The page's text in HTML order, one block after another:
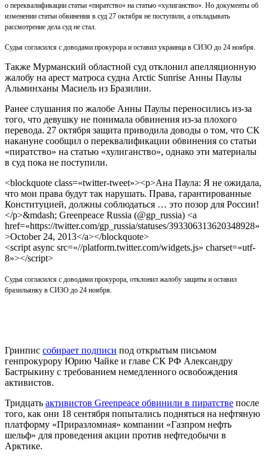
о переквалификации статьи «пиратство» на статью «хулиганство». Но документы об
изменении статьи обвинения в суд 27 октября не поступили, а откладывать
рассмотрение дела суд не стал.
Судья согласился с доводами прокурора и оставил украинца в СИЗО до 24 ноября.
Также Мурманский областной суд отклонил апелляционную
жалобу на арест матроса судна Arctic Sunrise Анны Паулы
Альминханы Масиель из Бразилии.
Ранее слушания по жалобе Анны Паулы переносились из-за
того, что девушку не понимала обвинения из-за плохого
перевода. 27 октября защита приводила доводы о том, что СК
накануне сообщил о переквалификации обвинения со статьи
«пиратство» на статью «хулиганство», однако эти материалы
в суд пока не поступили.
<blockquote class=«twitter-tweet»><p>Ана Паула: Я не ожидала,
что мои права будут так нарушать. Права, гарантированные
Конституцией, должны соблюдаться … это позор для России!
</p>&mdash; Greenpeace Russia (@gp_russia) <a
href=«https://twitter.com/gp_russia/statuses/393306313620348928»
>October 24, 2013</a></blockquote>
<script async src=«//platform.twitter.com/widgets.js» charset=«utf-
8»></script>
Судья согласился с доводами прокурора, отклонил жалобу защиты и оставил
бразильянку в СИЗО до 24 ноября.
Гринпис собирает подписи под открытым письмом
генпрокурору Юрию Чайке и главе СК РФ Александру
Бастрыкину с требованием немедленного освобождения
активистов.
Тридцать активистов Greenpeace обвинили в пиратстве после
того, как они 18 сентября попытались подняться на нефтяную
платформу «Приразломная» компании «Газпром нефть
шельф» для проведения акции против нефтедобычи в
Арктике.